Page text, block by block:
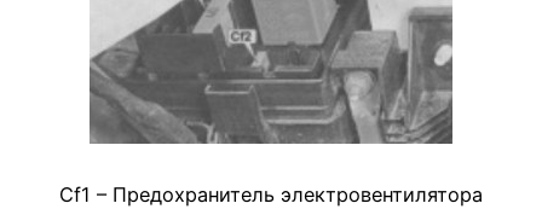
Cf1 – Предохранитель электровентилятора